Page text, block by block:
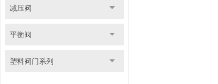
减压阀
平衡阀
塑料阀门系列